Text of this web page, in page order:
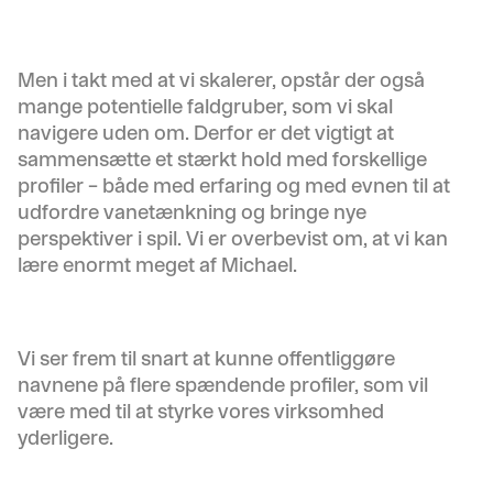
Men i takt med at vi skalerer, opstår der også
mange potentielle faldgruber, som vi skal
navigere uden om. Derfor er det vigtigt at
sammensætte et stærkt hold med forskellige
profiler – både med erfaring og med evnen til at
udfordre vanetænkning og bringe nye
perspektiver i spil. Vi er overbevist om, at vi kan
lære enormt meget af Michael.
Vi ser frem til snart at kunne offentliggøre
navnene på flere spændende profiler, som vil
være med til at styrke vores virksomhed
yderligere.